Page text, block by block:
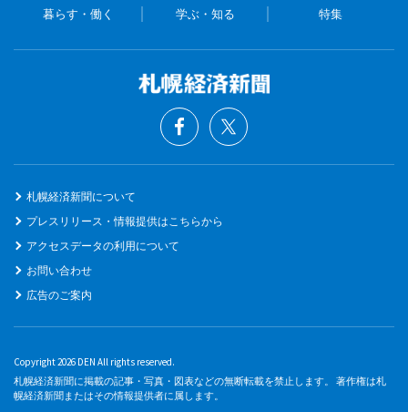
暮らす・働く 学ぶ・知る 特集
札幌経済新聞について
プレスリリース・情報提供はこちらから
アクセスデータの利用について
お問い合わせ
広告のご案内
Copyright 2026 DEN All rights reserved.
札幌経済新聞に掲載の記事・写真・図表などの無断転載を禁止します。 著作権は札
幌経済新聞またはその情報提供者に属します。